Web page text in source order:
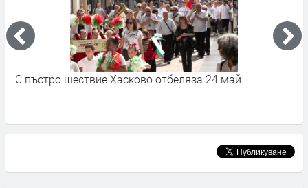
С пъстро шествие Хасково отбеляза 24 май